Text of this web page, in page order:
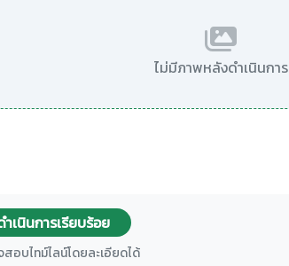
ไม่มีภาพหลังดำเนินการ
ำเนินการเรียบร้อย
อบไทม์ไลน์โดยละเอียดได้